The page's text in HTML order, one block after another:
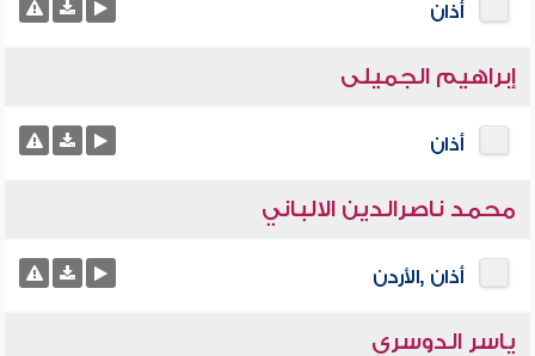
أذان
إبراهيم الجميلى
أذان
محمد ناصرالدين الالباني
أذان ,الأردن
ياسر الدوسري